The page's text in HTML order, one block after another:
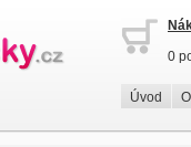
0
Úvod